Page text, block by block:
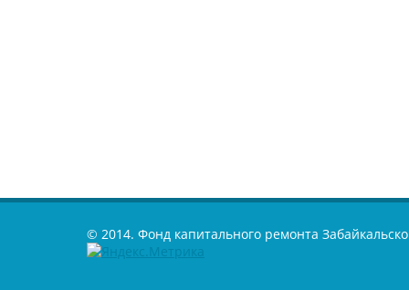
© 2014. Фонд капитального ремонта